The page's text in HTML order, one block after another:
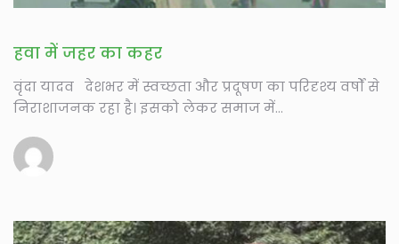
हवा में जहर का कहर
वृंदा यादव देशभर में स्वच्छता और प्रदूषण का परिदृश्य वर्षों से
निराशाजनक रहा है। इसको लेकर समाज में...